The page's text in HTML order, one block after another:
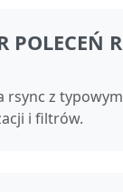
POLECEŃ
rsync z
i filtrów.